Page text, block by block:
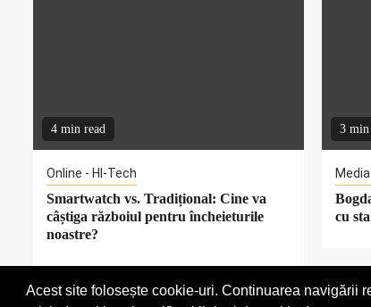
Acest site folosește cookie-uri. Continuarea navigării
4 min read
Online - HI-Tech
Smartwatch vs. Tradițional: Cine va
câștiga războiul pentru încheieturile
noastre?
3 min
cu